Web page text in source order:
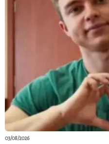
03/08/2026